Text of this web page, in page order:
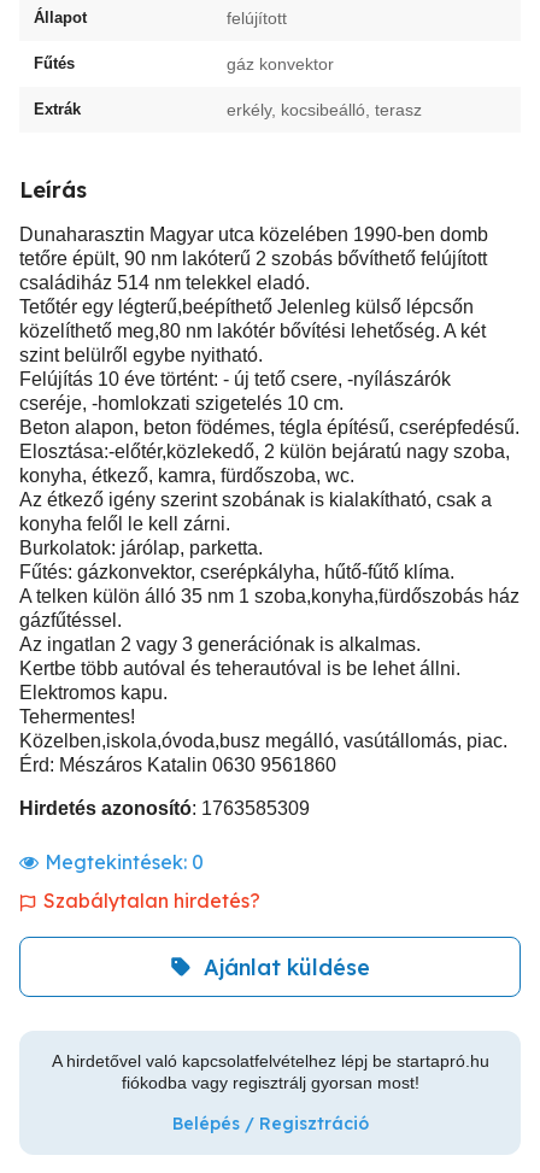
Állapot felújított
Fűtés gáz konvektor
Extrák erkély, kocsibeálló, terasz
Leírás
Dunaharasztin Magyar utca közelében 1990-ben domb
tetőre épült, 90 nm lakóterű 2 szobás bővíthető felújított
családiház 514 nm telekkel eladó.
Tetőtér egy légterű,beépíthető Jelenleg külső lépcsőn
közelíthető meg,80 nm lakótér bővítési lehetőség. A két
szint belülről egybe nyitható.
Felújítás 10 éve történt: - új tető csere, -nyílászárók
cseréje, -homlokzati szigetelés 10 cm.
Beton alapon, beton födémes, tégla építésű, cserépfedésű.
Elosztása:-előtér,közlekedő, 2 külön bejáratú nagy szoba,
konyha, étkező, kamra, fürdőszoba, wc.
Az étkező igény szerint szobának is kialakítható, csak a
konyha felől le kell zárni.
Burkolatok: járólap, parketta.
Fűtés: gázkonvektor, cserépkályha, hűtő-fűtő klíma.
A telken külön álló 35 nm 1 szoba,konyha,fürdőszobás ház
gázfűtéssel.
Az ingatlan 2 vagy 3 generációnak is alkalmas.
Kertbe több autóval és teherautóval is be lehet állni.
Elektromos kapu.
Tehermentes!
Közelben,iskola,óvoda,busz megálló, vasútállomás, piac.
Érd: Mészáros Katalin 0630 9561860
Hirdetés azonosító: 1763585309
Megtekintések: 0
Szabálytalan hirdetés?
Ajánlat küldése
A hirdetővel való kapcsolatfelvételhez lépj be startapró.hu
fiókodba vagy regisztrálj gyorsan most!
Belépés / Regisztráció